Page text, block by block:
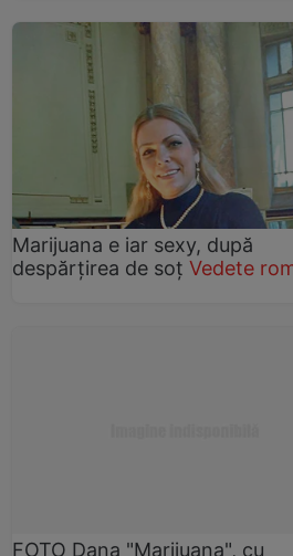
Marijuana e iar sexy, după
despărţirea de soţ Vedete
FOTO Dana "Marijuana", cu